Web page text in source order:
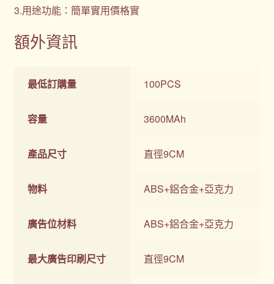
3.用途功能：簡單實用價格實
額外資訊
最低訂購量 100PCS
容量 3600MAh
產品尺寸 直徑9CM
物料 ABS+鋁合金+亞克力
廣告位材料 ABS+鋁合金+亞克力
最大廣告印刷尺寸 直徑9CM